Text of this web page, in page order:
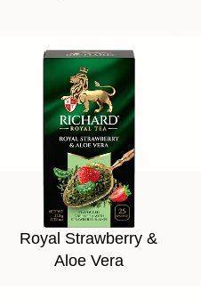
Royal Strawberry &
Aloe Vera